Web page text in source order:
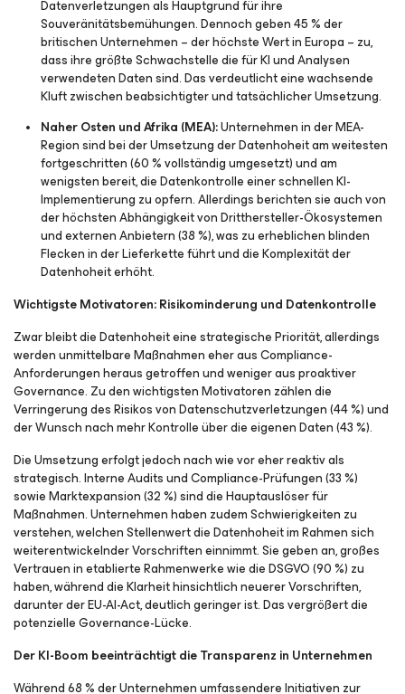
Datenverletzungen als Hauptgrund für ihre
Souveränitätsbemühungen. Dennoch geben 45 % der
britischen Unternehmen – der höchste Wert in Europa – zu,
dass ihre größte Schwachstelle die für KI und Analysen
verwendeten Daten sind. Das verdeutlicht eine wachsende
Kluft zwischen beabsichtigter und tatsächlicher Umsetzung.
Naher Osten und Afrika (MEA):Unternehmen in der MEA-
Region sind bei der Umsetzung der Datenhoheit am weitesten
fortgeschritten (60 % vollständig umgesetzt) und am
wenigsten bereit, die Datenkontrolle einer schnellen KI-
Implementierung zu opfern. Allerdings berichten sie auch von
der höchsten Abhängigkeit von Dritthersteller-Ökosystemen
und externen Anbietern (38 %), was zu erheblichen blinden
Flecken in der Lieferkette führt und die Komplexität der
Datenhoheit erhöht.
Wichtigste Motivatoren: Risikominderung und Datenkontrolle
Zwar bleibt die Datenhoheit eine strategische Priorität, allerdings
werden unmittelbare Maßnahmen eher aus Compliance-
Anforderungen heraus getroffen und weniger aus proaktiver
Governance. Zu den wichtigsten Motivatoren zählen die
Verringerung des Risikos von Datenschutzverletzungen (44 %) und
der Wunsch nach mehr Kontrolle über die eigenen Daten (43 %).
Die Umsetzung erfolgt jedoch nach wie vor eher reaktiv als
strategisch. Interne Audits und Compliance-Prüfungen (33 %)
sowie Marktexpansion (32 %) sind die Hauptauslöser für
Maßnahmen. Unternehmen haben zudem Schwierigkeiten zu
verstehen, welchen Stellenwert die Datenhoheit im Rahmen sich
weiterentwickelnder Vorschriften einnimmt. Sie geben an, großes
Vertrauen in etablierte Rahmenwerke wie die DSGVO (90 %) zu
haben, während die Klarheit hinsichtlich neuerer Vorschriften,
darunter der EU-AI-Act, deutlich geringer ist. Das vergrößert die
potenzielle Governance-Lücke.
Der KI-Boom beeinträchtigt die Transparenz in Unternehmen
Während 68 % der Unternehmen umfassendere Initiativen zur